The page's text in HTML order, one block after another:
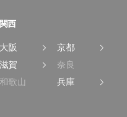
関西
大阪
京都
滋賀
奈良
和歌山
兵庫